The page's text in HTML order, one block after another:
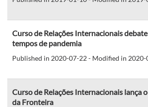
Curso de Relações Internacionais
tempos de pandemia
Published in 2020-07-22 - Modified in
Curso de Relações Internacionais lança
da Fronteira